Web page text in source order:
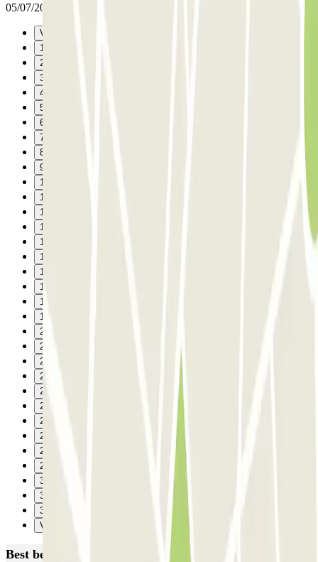
05/07/2026
Vorige
1
2
3
4
5
6
7
8
9
10
11
12
13
14
15
16
17
18
19
20
21
22
23
24
25
26
27
28
29
30
31
32
Verzenden
Best beoordeelde parkeergarages in Barcelona